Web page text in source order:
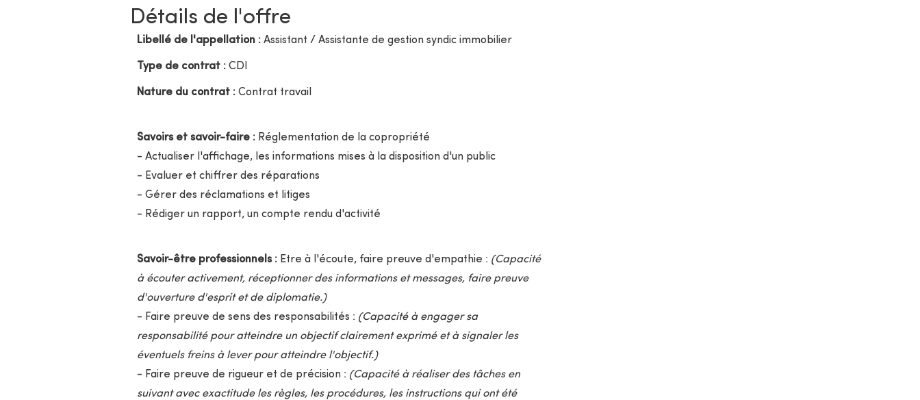
Détails de l'offre
Libellé de l'appellation :Assistant / Assistante de gestion syndic immobilier
Type de contrat :CDI
Nature du contrat :Contrat travail
Savoirs et savoir-faire : Réglementation de la copropriété
- Actualiser l'affichage, les informations mises à la disposition d'un public
- Evaluer et chiffrer des réparations
- Gérer des réclamations et litiges
- Rédiger un rapport, un compte rendu d'activité
Savoir-être professionnels : Etre à l'écoute, faire preuve d'empathie : (Capacité
à écouter activement, réceptionner des informations et messages, faire preuve
d'ouverture d'esprit et de diplomatie.)
- Faire preuve de sens des responsabilités : (Capacité à engager sa
responsabilité pour atteindre un objectif clairement exprimé et à signaler les
éventuels freins à lever pour atteindre l'objectif.)
- Faire preuve de rigueur et de précision : (Capacité à réaliser des tâches en
suivant avec exactitude les règles, les procédures, les instructions qui ont été